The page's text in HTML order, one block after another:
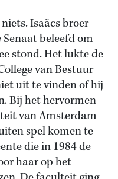
Isaäcs broer
beleefd om
stond. Het lukte de
van Bestuur
uit te vinden of hij
Bij het hervormen
van Amsterdam
spel komen te
die in 1984 de
haar op het